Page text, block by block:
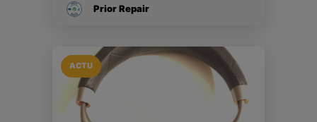
Prior Repair
ACTU